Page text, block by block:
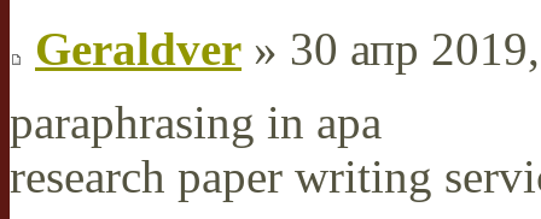
Geraldver » 30 апр
paraphrasing in apa
research paper writing